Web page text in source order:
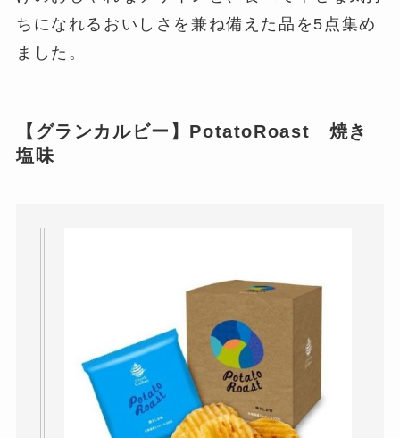
ちになれるおいしさを兼ね備えた品を5点集め
ました。
【グランカルビー】PotatoRoast 焼き
塩味